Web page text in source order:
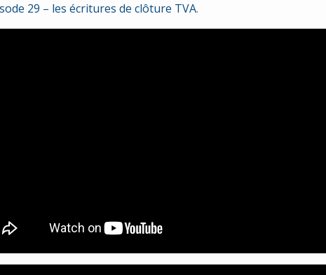
29 – les écritures de clôture TVA.